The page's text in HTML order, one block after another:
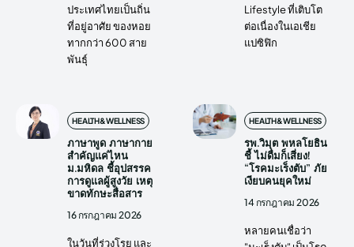
ประเทศไทยเป็นถิ่น
ที่อยู่อาศัย ของหอย
ทากกว่า 600 สาย
พันธุ์
Lifestyle ที่เติบโต
ต่อเนื่องในเอเชีย
แปซิฟิก
HEALTH&WELLNESS
ภาษาพูด ภาษากาย
สำคัญแค่ไหน
ม.มหิดล ชี้อุปสรรค
การดูแลผู้สูงวัย เหตุ
ขาดทักษะสื่อสาร
16 กรกฎาคม 2026
ในวันที่ร่วงโรย และ
HEALTH&WELLNESS
รพ.วิมุต พหลโยธิน
ชี้ ไม่ดื่มก็เสี่ยง!
“โรคมะเร็งตับ” ภัย
เงียบคนยุคใหม่
14 กรกฎาคม 2026
หลายคนเชื่อว่า